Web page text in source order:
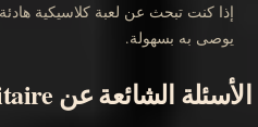
يوصى به بسهولة.
الأسئلة الشائعة عن Kenney Solitaire